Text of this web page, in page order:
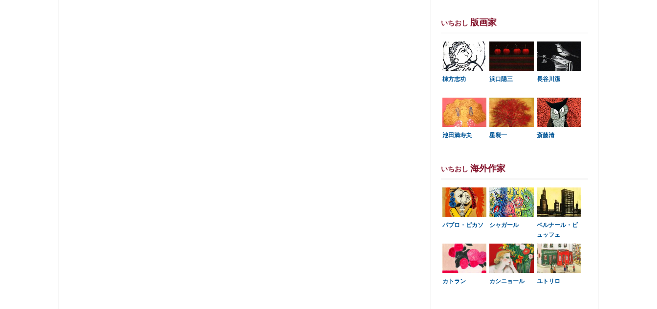
いちおし 版画家
棟方志功 浜口陽三 長谷川潔
池田満寿夫 星襄一 斎藤清
いちおし 海外作家
パブロ・ピカソ シャガール
ベルナール・ビ
ュッフェ
カトラン カシニョール ユトリロ